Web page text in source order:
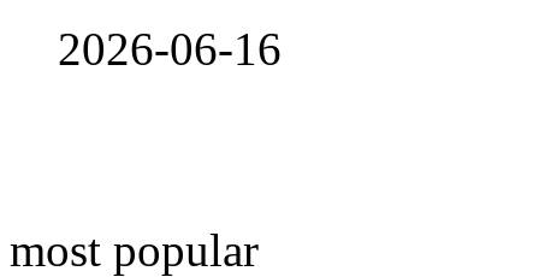
2026-06-16
most popular